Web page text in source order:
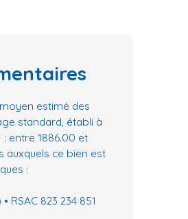
estimé des
standard, établi à
entre 1886.00 et
auxquels ce bien est
:
823 234 851